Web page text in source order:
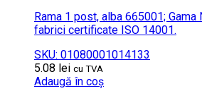
Rama 1 post, alba 665001;
fabrici certificate ISO 14001.
SKU: 01080001014133
5.08 lei cu TVA
Adaugă în coș